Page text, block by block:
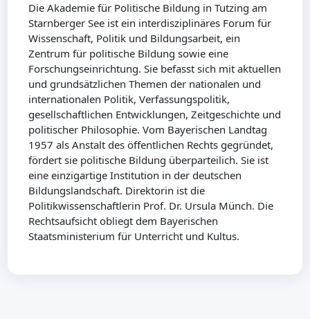
Die Akademie für Politische Bildung in Tutzing am
Starnberger See ist ein interdisziplinäres Forum für
Wissenschaft, Politik und Bildungsarbeit, ein
Zentrum für politische Bildung sowie eine
Forschungseinrichtung. Sie befasst sich mit aktuellen
und grundsätzlichen Themen der nationalen und
internationalen Politik, Verfassungspolitik,
gesellschaftlichen Entwicklungen, Zeitgeschichte und
politischer Philosophie. Vom Bayerischen Landtag
1957 als Anstalt des öffentlichen Rechts gegründet,
fördert sie politische Bildung überparteilich. Sie ist
eine einzigartige Institution in der deutschen
Bildungslandschaft. Direktorin ist die
Politikwissenschaftlerin Prof. Dr. Ursula Münch. Die
Rechtsaufsicht obliegt dem Bayerischen
Staatsministerium für Unterricht und Kultus.